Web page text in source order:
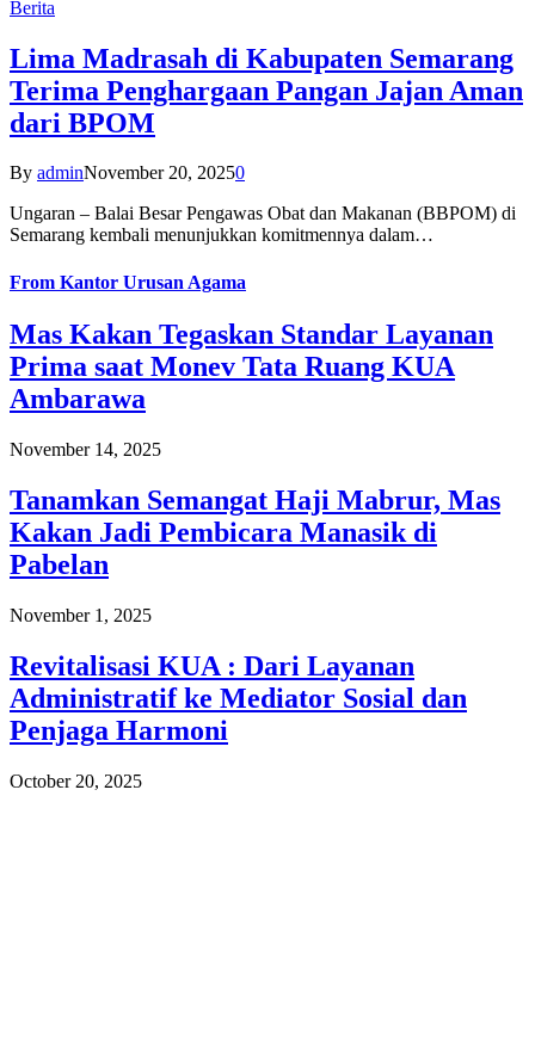
Berita
Lima Madrasah di Kabupaten Semarang
Terima Penghargaan Pangan Jajan Aman
dari BPOM
By adminNovember 20, 20250
Ungaran – Balai Besar Pengawas Obat dan Makanan (BBPOM) di
Semarang kembali menunjukkan komitmennya dalam…
From Kantor Urusan Agama
Mas Kakan Tegaskan Standar Layanan
Prima saat Monev Tata Ruang KUA
Ambarawa
November 14, 2025
Tanamkan Semangat Haji Mabrur, Mas
Kakan Jadi Pembicara Manasik di
Pabelan
November 1, 2025
Revitalisasi KUA : Dari Layanan
Administratif ke Mediator Sosial dan
Penjaga Harmoni
October 20, 2025